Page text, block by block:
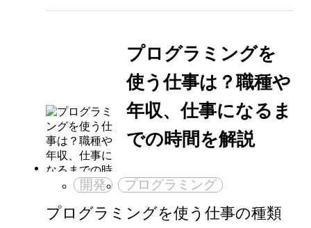
プログラミングを
使う仕事は？職種や
年収、仕事になるま
での時間を解説
開発 プログラミング
プログラミングを使う仕事の種類